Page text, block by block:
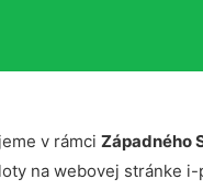
v rámci Západného
na webovej stránke i-